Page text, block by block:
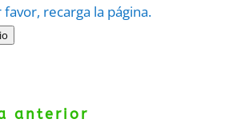
favor, recarga la página.
anterior